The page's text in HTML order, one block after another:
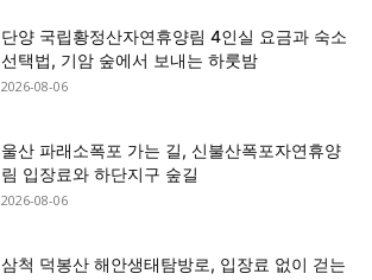
단양 국립황정산자연휴양림 4인실 요금과 숙소
선택법, 기암 숲에서 보내는 하룻밤
2026-08-06
울산 파래소폭포 가는 길, 신불산폭포자연휴양
림 입장료와 하단지구 숲길
2026-08-06
삼척 덕봉산 해안생태탐방로, 입장료 없이 걷는